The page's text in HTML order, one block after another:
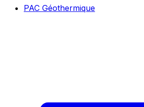
PAC Géothermique